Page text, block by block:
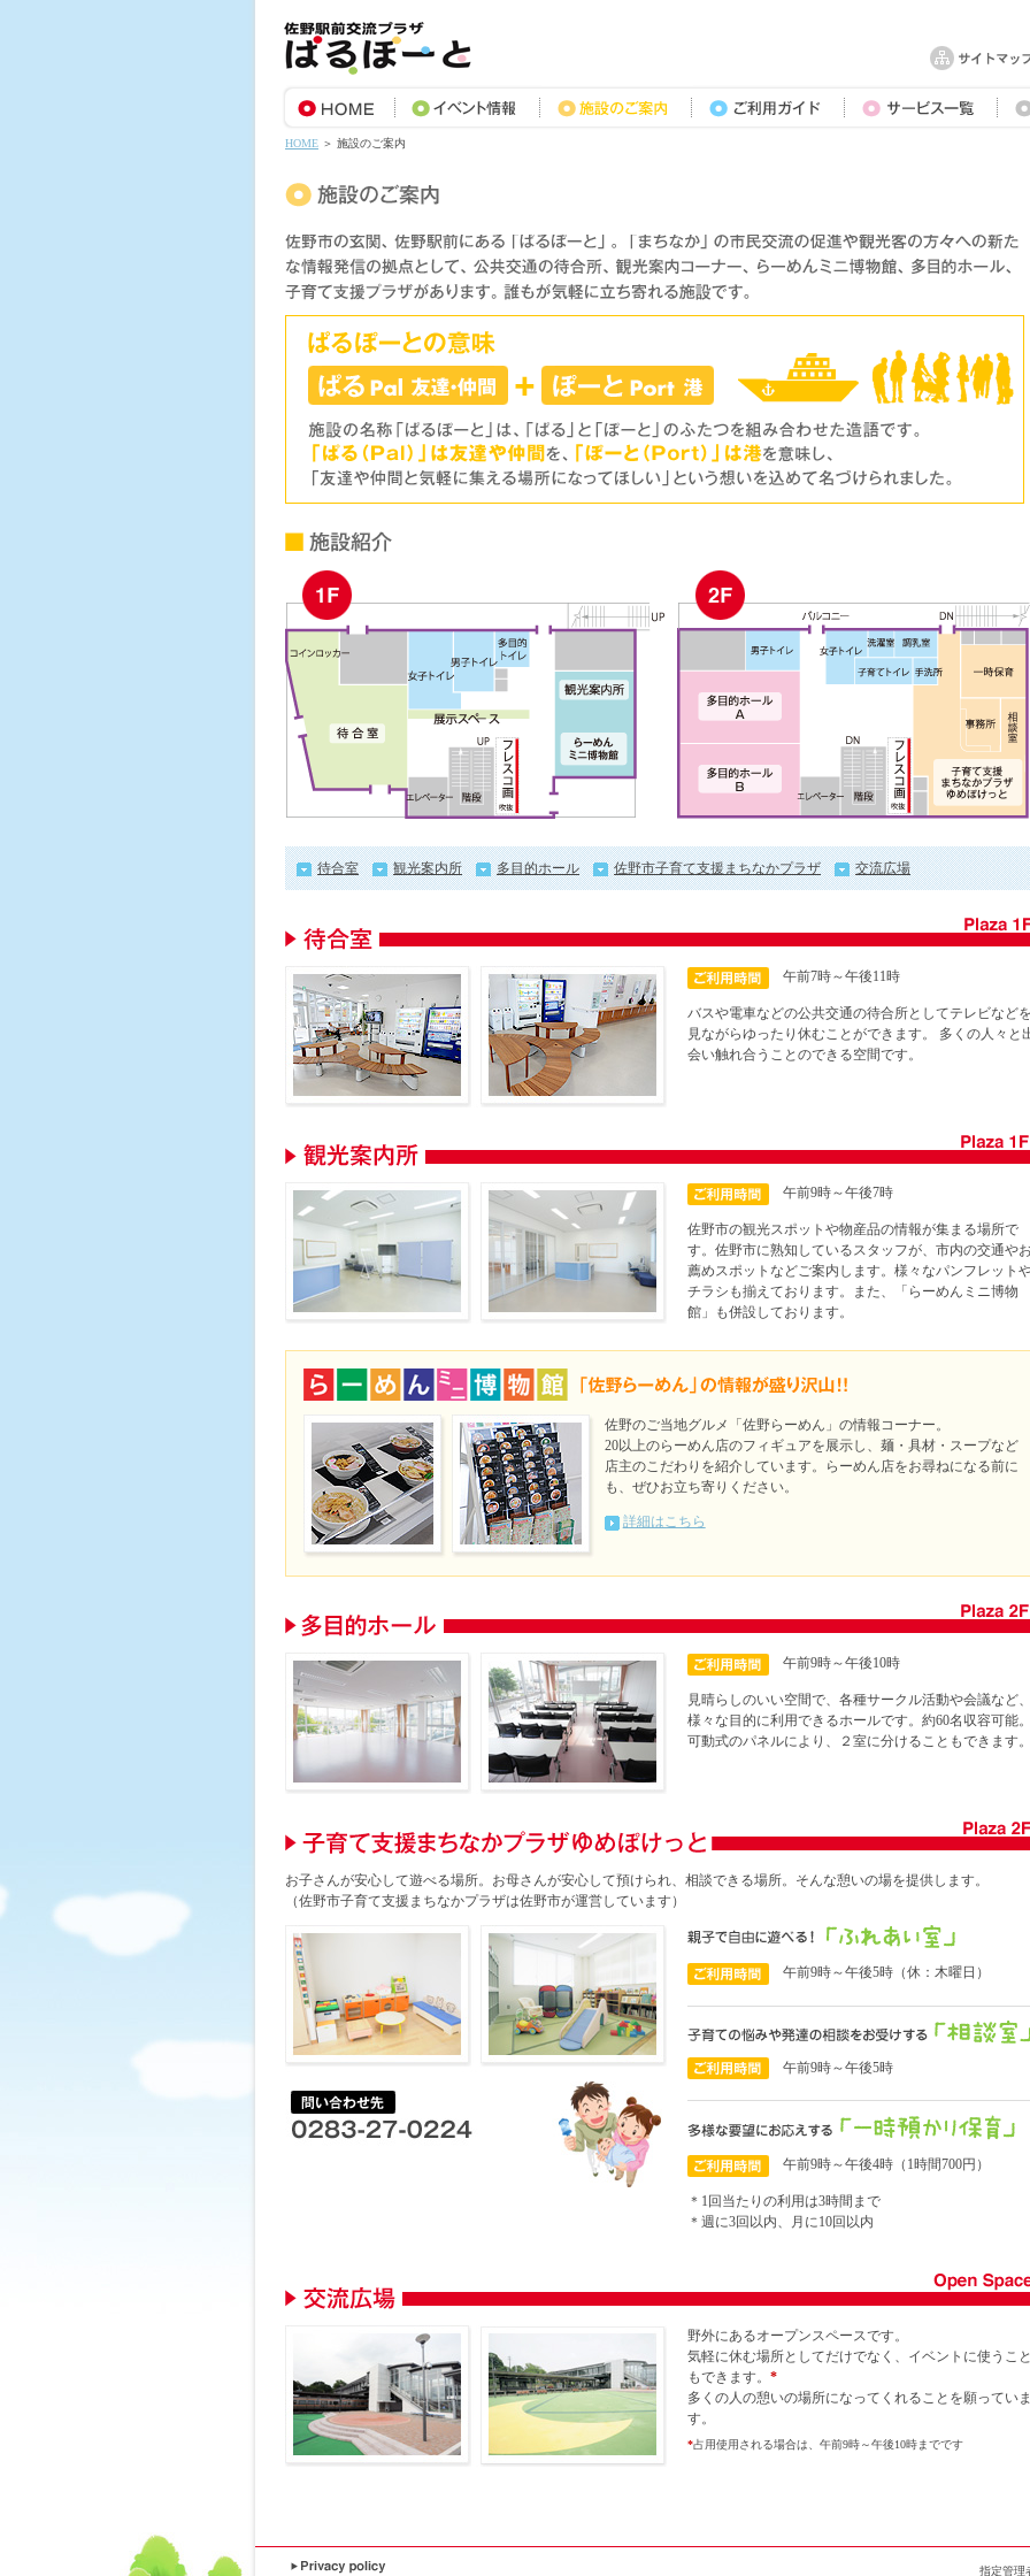
HOME ＞ 施設のご案内
待合室 観光案内所 多目的ホール 佐野市子育て支援まちなかプラザ 交流広場
午前7時～午後11時
バスや電車などの公共交通の待合所としてテレビなど
見ながらゆったり休むことができます。 多くの人々と
会い触れ合うことのできる空間です。
午前9時～午後7時
佐野市の観光スポットや物産品の情報が集まる場所で
す。佐野市に熟知しているスタッフが、市内の交通や
薦めスポットなどご案内します。様々なパンフレット
チラシも揃えております。また、「らーめんミニ博物
館」も併設しております。
佐野のご当地グルメ「佐野らーめん」の情報コーナー。
20以上のらーめん店のフィギュアを展示し、麺・具材・スープなど
店主のこだわりを紹介しています。らーめん店をお尋ねになる前に
も、ぜひお立ち寄りください。
詳細はこちら
午前9時～午後10時
見晴らしのいい空間で、各種サークル活動や会議など
様々な目的に利用できるホールです。約60名収容可能
可動式のパネルにより、２室に分けることもできます
お子さんが安心して遊べる場所。お母さんが安心して預けられ、相談できる場所。そんな憩いの場を提供します。
（佐野市子育て支援まちなかプラザは佐野市が運営しています）
午前9時～午後5時（休：木曜日）
午前9時～午後5時
午前9時～午後4時（1時間700円）
＊1回当たりの利用は3時間まで
＊週に3回以内、月に10回以内
野外にあるオープンスペースです。
気軽に休む場所としてだけでなく、イベントに使うこ
もできます。 *
多くの人の憩いの場所になってくれることを願ってい
す。
*占用使用される場合は、午前9時～午後10時までです
指定管理